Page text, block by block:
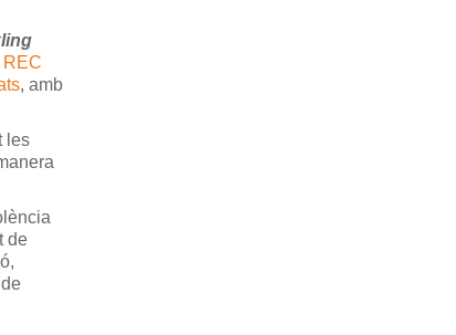
REC
, amb
les
de